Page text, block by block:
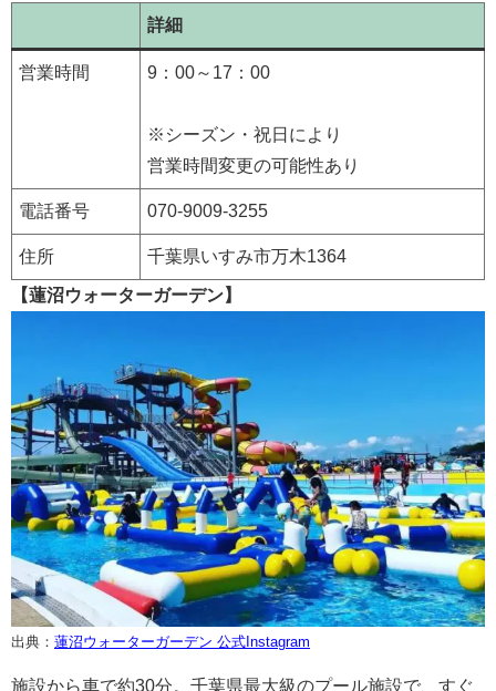
詳細
営業時間 9：00～17：00
※シーズン・祝日により
営業時間変更の可能性あり
電話番号 070-9009-3255
住所 千葉県いすみ市万木1364
【蓮沼ウォーターガーデン】
出典： 蓮沼ウォーターガーデン 公式Instagram
施設から車で約30分。千葉県最大級のプール施設で、すぐ